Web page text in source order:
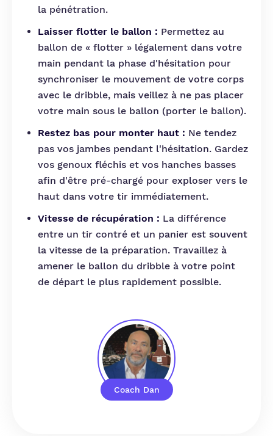
Coach Dan
la pénétration.
Laisser flotter le ballon : Permettez au
ballon de « flotter » légalement dans votre
main pendant la phase d'hésitation pour
synchroniser le mouvement de votre corps
avec le dribble, mais veillez à ne pas placer
votre main sous le ballon (porter le ballon).
Restez bas pour monter haut : Ne tendez
pas vos jambes pendant l'hésitation. Gardez
vos genoux fléchis et vos hanches basses
afin d'être pré-chargé pour exploser vers le
haut dans votre tir immédiatement.
Vitesse de récupération : La différence
entre un tir contré et un panier est souvent
la vitesse de la préparation. Travaillez à
amener le ballon du dribble à votre point
de départ le plus rapidement possible.